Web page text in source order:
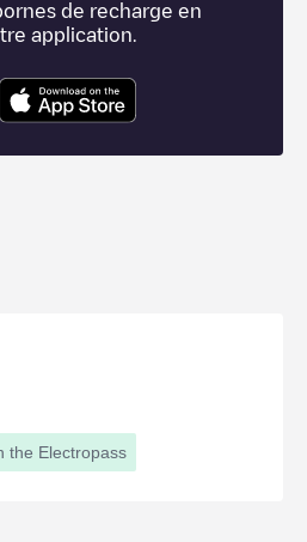
de recharge en
application.
the Electropass